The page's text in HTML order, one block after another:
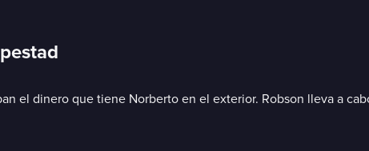
el dinero que tiene Norberto en el exterior. Robson lleva a